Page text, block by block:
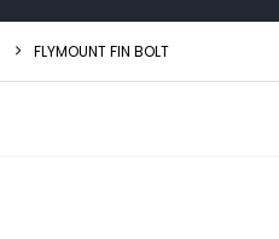
FLYMOUNT FIN BOLT